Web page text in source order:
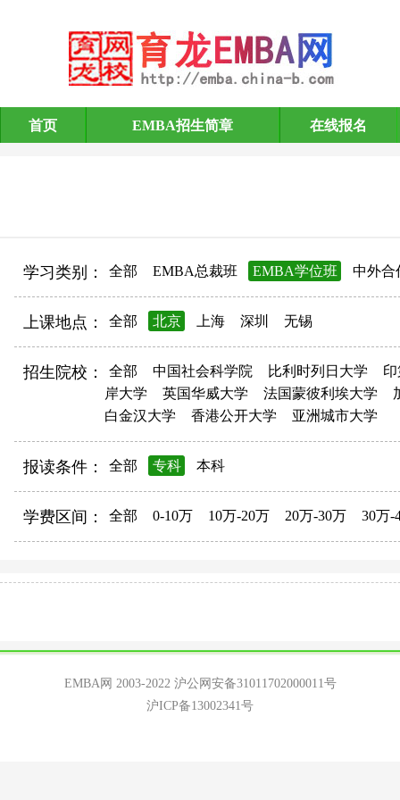
EMBA招生简章
首页 EMBA招生简章 在线报名
学习类别： 全部 EMBA总裁班 EMBA学位班 中外合
上课地点： 全部 北京 上海 深圳 无锡
招生院校： 全部 中国社会科学院 比利时列日大学
岸大学
英国华威大学 法国蒙彼利埃大学
白金汉大学
香港公开大学 亚洲城市大学
报读条件： 全部 专科 本科
学费区间： 全部 0-10万 10万-20万 20万-30万 30万-
EMBA网 2003-2022 沪公网安备31011702000011号
沪ICP备13002341号